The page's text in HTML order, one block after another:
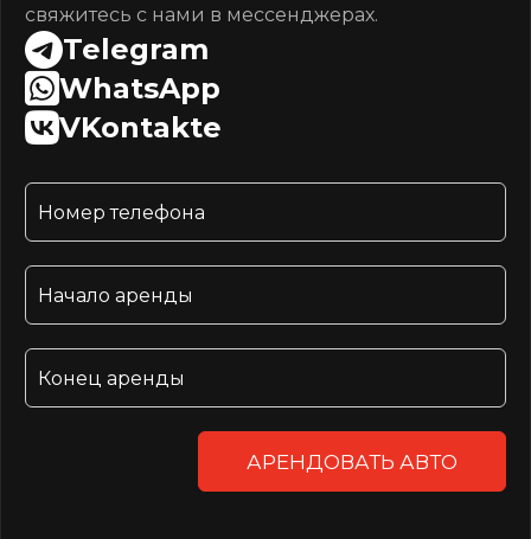
свяжитесь с нами в мессенджерах.
Telegram
WhatsApp
VKontakte
АРЕНДОВАТЬ АВТО